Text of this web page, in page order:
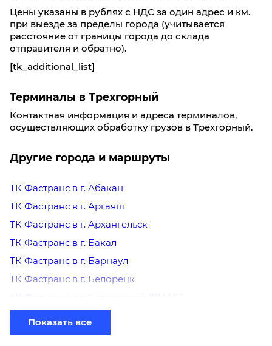
Цены указаны в рублях с НДС за один адрес и км.
при выезде за пределы города (учитывается
расстояние от границы города до склада
отправителя и обратно).
[tk_additional_list]
Терминалы в Трехгорный
Контактная информация и адреса терминалов,
осуществляющих обработку грузов в Трехгорный.
Другие города и маршруты
ТК Фастранс в г. Абакан
ТК Фастранс в г. Аргаяш
ТК Фастранс в г. Архангельск
ТК Фастранс в г. Бакал
ТК Фастранс в г. Барнаул
ТК Фастранс в г. Белорецк
ТК Фастранс в г. Белоярский (ХМАО)
ТК Фастранс в г. Березники
ТК Фастранс в г. Бийск
Показать все